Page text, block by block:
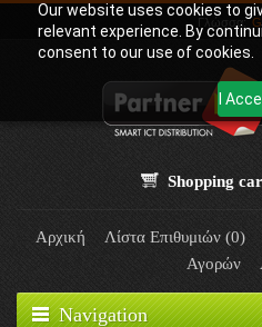
Our website uses cookies to
relevant experience. By
consent to our use of cookies.
I
Γλώσσα:
Shopping
Αρχική Λίστα Επιθυμιών (0)
Αγορών
Navigation